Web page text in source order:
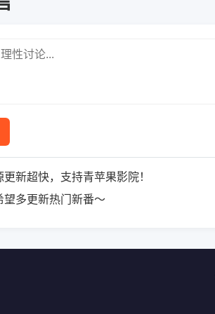
更新超快，支持青苹果影院！
望多更新热门新番～